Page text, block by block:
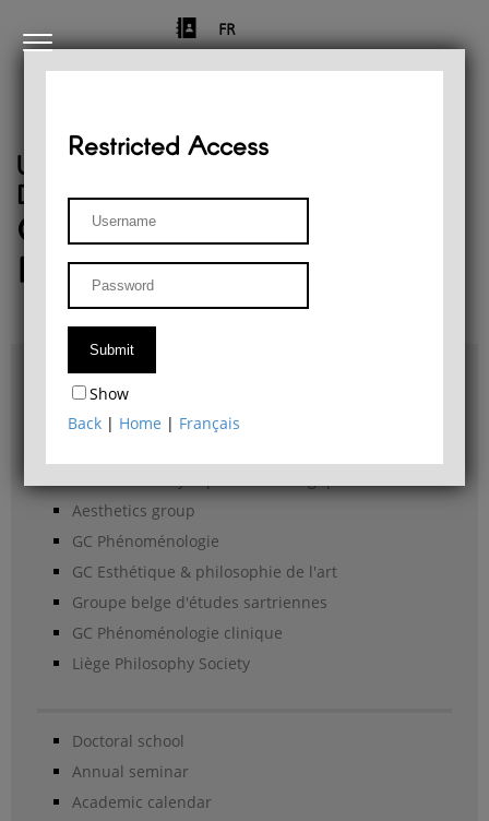
FR
University of Liège
Départment of Philosophy
Center for Phenomenological
Research
Access & maps
Philosophy Department Library
Aesthetics group
GC Phénoménologie
GC Esthétique & philosophie de l'art
Groupe belge d'études sartriennes
GC Phénoménologie clinique
Liège Philosophy Society
Doctoral school
Annual seminar
Academic calendar
Restricted Access
Show
Back | Home | Français